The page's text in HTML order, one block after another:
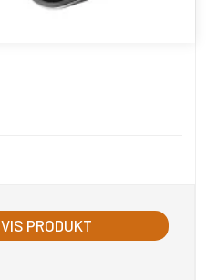
VIS PRODUKT